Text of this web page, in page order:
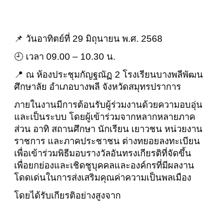
📌 วันอาทิตย์ที่ 29 มิถุนายน พ.ศ. 2568
🕘 เวลา 09.00 – 10.30 น.
📍 ณ ห้องประชุมกัญฐณัฏ 2 โรงเรียนบางพลีพัฒน
ศึกษาลัย อำเภอบางพลี จังหวัดสมุทรปราการ
ภายในงานมีการต้อนรับผู้ร่วมงานด้วยความอบอุ่น
และเป็นระบบ โดยผู้เข้าร่วมจากหลากหลายภาค
ส่วน อาทิ สถานศึกษา นักเรียน เยาวชน หน่วยงาน
ราชการ และภาคประชาชน ต่างทยอยลงทะเบียน
เพื่อเข้าร่วมพิธีมอบรางวัลอันทรงเกียรติที่จัดขึ้น
เพื่อยกย่องและเชิดชูบุคคลและองค์กรที่มีผลงาน
โดดเด่นในการส่งเสริมคุณค่าความเป็นพลเมือง
โดยได้รับเกียรติอย่างสูงจาก